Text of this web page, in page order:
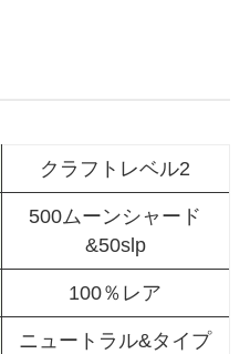
クラフトレベル2
500ムーンシャード
&50slp
100％レア
ニュートラル&タイプ